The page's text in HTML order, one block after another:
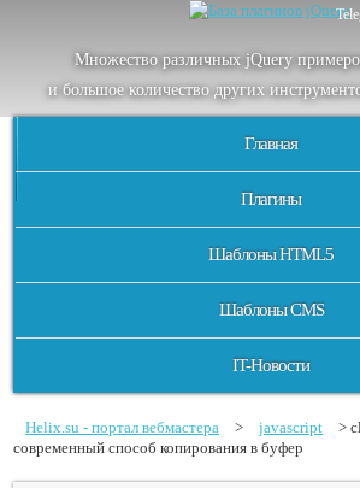
Множество различных jQuery
и большое количество других
Главная
Плагины
Шаблоны HTML5
Шаблоны CMS
IT-Новости
Helix.su - портал вебмастера > javascript
>
современный способ копирования в буфер